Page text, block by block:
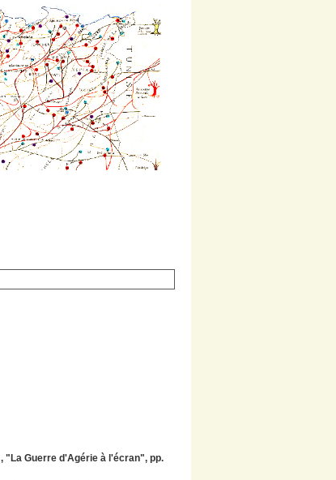
"La Guerre d'Agérie à l'écran", pp.